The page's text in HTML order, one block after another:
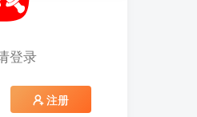
登录
注册
登录
注册
载更优惠！